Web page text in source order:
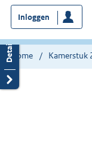
bent
nu
hier:
Inloggen
Home Kamerstuk